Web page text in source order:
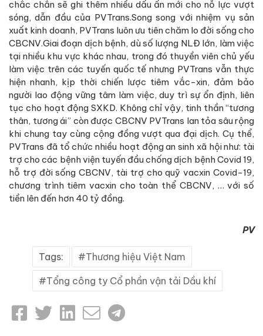
chắc chắn sẽ ghi thêm nhiều dấu ấn mới cho nỗ lực vượt
sóng, dẫn đầu của PVTrans.Song song với nhiệm vụ sản
xuất kinh doanh, PVTrans luôn ưu tiên chăm lo đời sống cho
CBCNV.Giai đoạn dịch bệnh, dù số lượng NLĐ lớn, làm việc
tại nhiều khu vực khác nhau, trong đó thuyền viên chủ yếu
làm việc trên các tuyến quốc tế nhưng PVTrans vẫn thực
hiện nhanh, kịp thời chiến lược tiêm vắc-xin, đảm bảo
người lao động vững tâm làm việc, duy trì sự ổn định, liên
tục cho hoạt động SXKD. Không chỉ vậy, tinh thần “tương
thân, tương ái” còn được CBCNV PVTrans lan tỏa sâu rộng
khi chung tay cùng cộng đồng vượt qua đại dịch. Cụ thể,
PVTrans đã tổ chức nhiều hoạt động an sinh xã hội như: tài
trợ cho các bệnh viện tuyến đầu chống dịch bệnh Covid 19,
hỗ trợ đời sống CBCNV, tài trợ cho quỹ vacxin Covid-19,
chương trình tiêm vacxin cho toàn thể CBCNV, … với số
tiền lên đến hơn 40 tỷ đồng.
PV
Tags: Thương hiệu Việt Nam
Tổng công ty Cổ phần vận tải Dầu khí